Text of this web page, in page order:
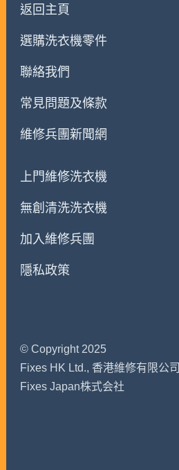
返回主頁
選購洗衣機零件
聯絡我們
常見問題及條款
維修兵團新聞網
上門維修洗衣機
無創清洗洗衣機
加入維修兵團
隱私政策
© Copyright 2025
Fixes HK Ltd., 香港維修有限公司
Fixes Japan株式会社